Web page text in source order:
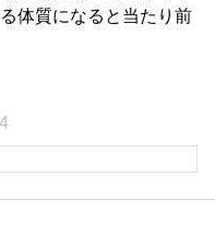
体質になると当たり前